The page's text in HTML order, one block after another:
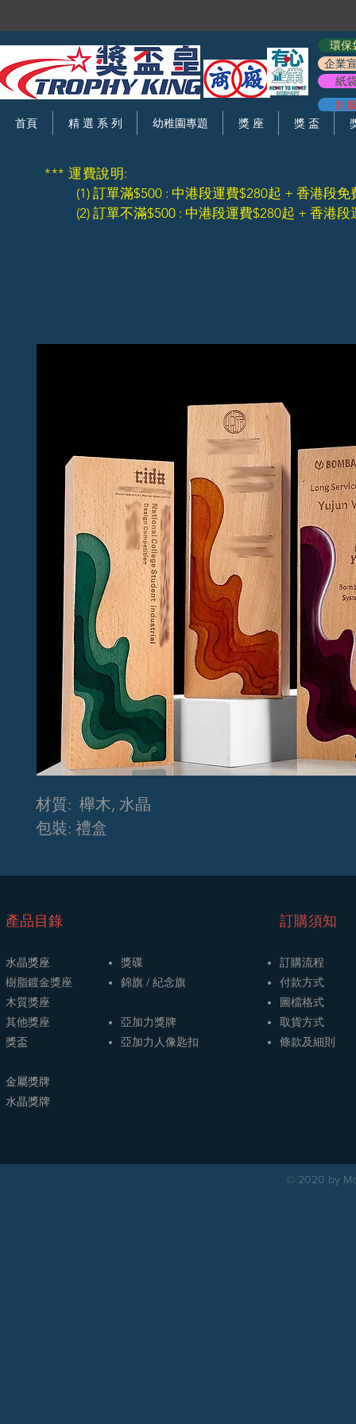
首頁 精 選 系 列 幼稚園專題 獎 座 獎 盃
環保
企業
紙
制
*** 運費說明:
(1) 訂單滿$500 : 中港段運費$280起 + 香港段免
(2) 訂單不滿$500 : 中港段運費$280起 + 香港段
材質: 櫸木, 水晶
包裝: 禮盒
​產品目錄
水晶獎座
樹脂鍍金獎座
木質獎座
其他獎座
獎盃
金屬獎牌
​水晶獎牌
獎碟
​​錦旗 / 紀念旗
亞加力獎牌
​亞加力人像匙扣
訂購須知
訂購流程
​付款方式
圖檔格式
取貨方式
條款及細則
© 2020 by